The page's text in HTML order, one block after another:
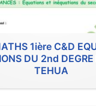
1ière C&D
DU 2nd
TEHUA